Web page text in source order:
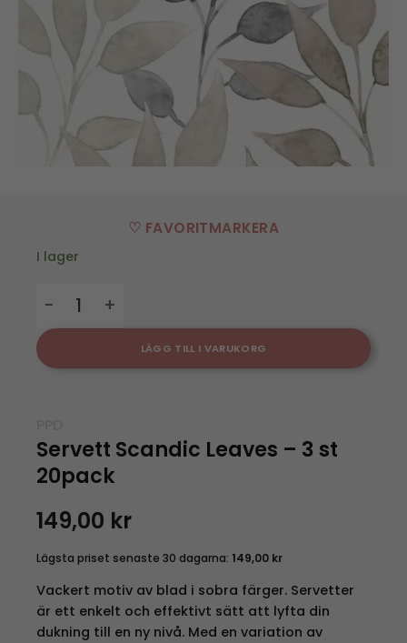
♡ FAVORITMARKERA
I lager
LÄGG TILL I VARUKORG
Servett Scandic Leaves – 3 st
20pack
149,00 kr
Lägsta priset senaste 30 dagarna: 149,00 kr
Vackert motiv av blad i sobra färger. Servetter
är ett enkelt och effektivt sätt att lyfta din
dukning till en ny nivå. Med en variation av